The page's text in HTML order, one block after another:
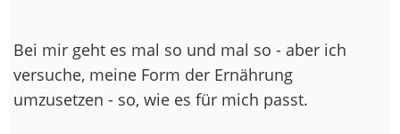
Bei mir geht es mal so und mal so - aber ich
versuche, meine Form der Ernährung
umzusetzen - so, wie es für mich passt.